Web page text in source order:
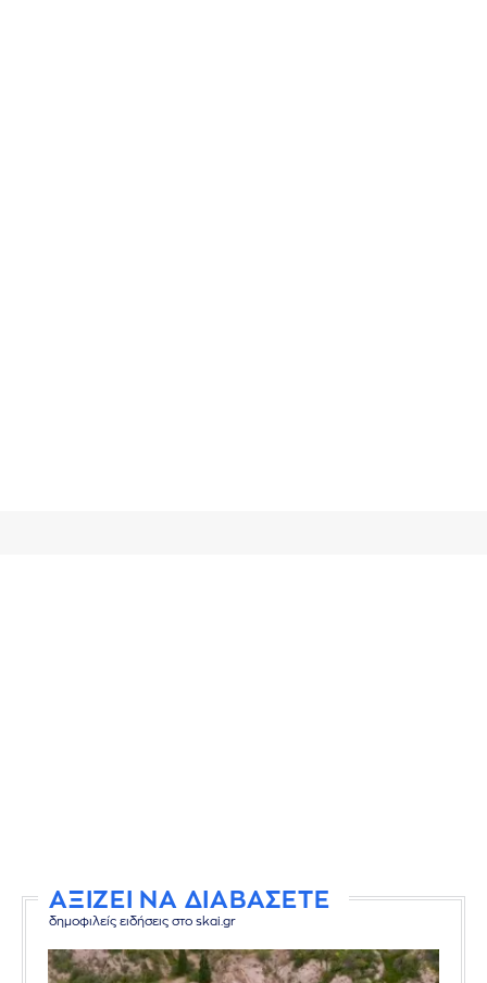
ΑΞΙΖΕΙ ΝΑ ΔΙΑΒΑΣΕΤΕ
δημοφιλείς ειδήσεις στο skai.gr